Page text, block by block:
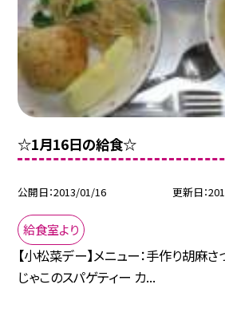
☆1月16日の給食☆
公開日 2013/01/16 更新日
給食室より
【小松菜デー】メニュー：手作り胡麻
じゃこのスパゲティー カ...